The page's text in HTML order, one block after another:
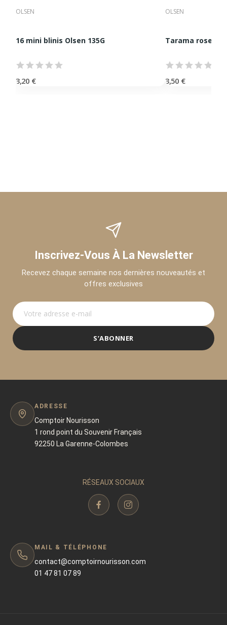
l’épicerie fine internationale.
OLSEN
16 mini blinis Olsen 135G
3,20 €
OLSEN
Tarama rose
3,50 €
Inscrivez-Vous À La Newsletter
Recevez chaque semaine nos dernières nouveautés et
offres exclusives
S’ABONNER
ADRESSE
Comptoir Nourisson
1 rond point du Souvenir Français
92250 La Garenne-Colombes
RÉSEAUX SOCIAUX
MAIL & TÉLÉPHONE
contact@comptoirnourisson.com
01 47 81 07 89